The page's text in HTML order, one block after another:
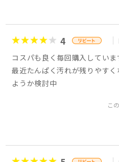
4
コスパも良く毎回購入していま
最近たんぱく汚れが残りやす
ようか検討中
こ